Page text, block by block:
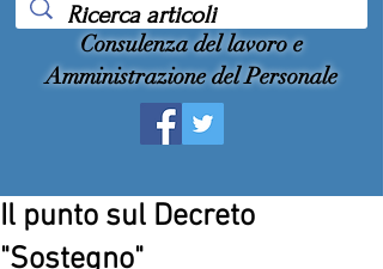
Consulenza del lavoro e
Amministrazione del Personale
Il punto sul Decreto
"Sostegno"